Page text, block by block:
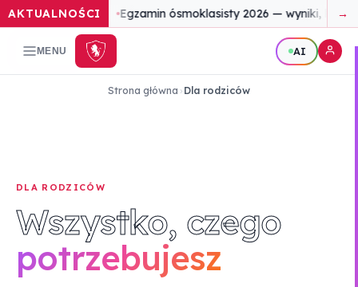
AKTUALNOŚCI Egzamin ósmoklasisty 2026 — wyniki, które
→
MENU AI
Strona główna › Dla rodziców
DLA RODZICÓW
Wszystko, czego
potrzebujesz